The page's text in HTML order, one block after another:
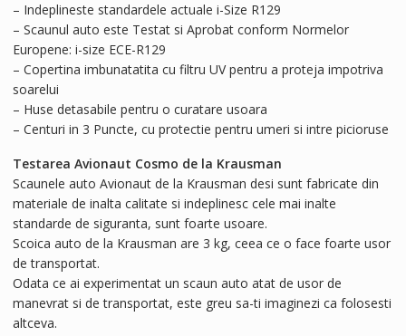
– Indeplineste standardele actuale i-Size R129
– Scaunul auto este Testat si Aprobat conform Normelor
Europene: i-size ECE-R129
– Copertina imbunatatita cu filtru UV pentru a proteja impotriva
soarelui
– Huse detasabile pentru o curatare usoara
– Centuri in 3 Puncte, cu protectie pentru umeri si intre picioruse
Testarea Avionaut Cosmo de la Krausman
Scaunele auto Avionaut de la Krausman desi sunt fabricate din
materiale de inalta calitate si indeplinesc cele mai inalte
standarde de siguranta, sunt foarte usoare.
Scoica auto de la Krausman are 3 kg, ceea ce o face foarte usor
de transportat.
Odata ce ai experimentat un scaun auto atat de usor de
manevrat si de transportat, este greu sa-ti imaginezi ca folosesti
altceva.